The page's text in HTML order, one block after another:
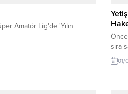
Amatör Lig'de 'Yılın
sıra
01/